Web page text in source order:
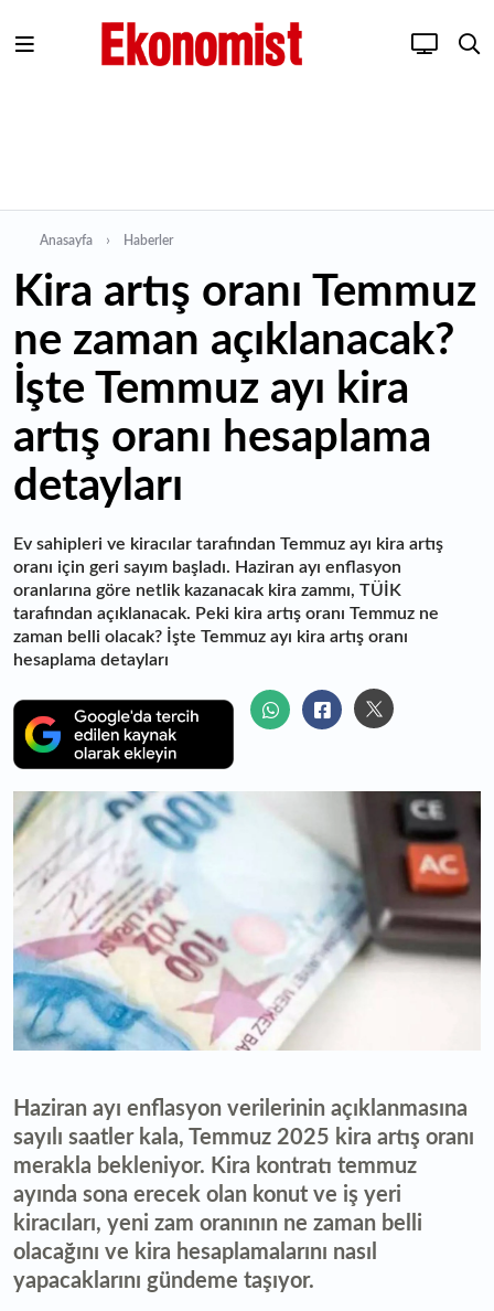
Anasayfa Haberler
Kira artış oranı Temmuz
ne zaman açıklanacak?
İşte Temmuz ayı kira
artış oranı hesaplama
detayları
Ev sahipleri ve kiracılar tarafından Temmuz ayı kira artış
oranı için geri sayım başladı. Haziran ayı enflasyon
oranlarına göre netlik kazanacak kira zammı, TÜİK
tarafından açıklanacak. Peki kira artış oranı Temmuz ne
zaman belli olacak? İşte Temmuz ayı kira artış oranı
hesaplama detayları
Haziran ayı enflasyon verilerinin açıklanmasına
sayılı saatler kala, Temmuz 2025 kira artış oranı
merakla bekleniyor. Kira kontratı temmuz
ayında sona erecek olan konut ve iş yeri
kiracıları, yeni zam oranının ne zaman belli
olacağını ve kira hesaplamalarını nasıl
yapacaklarını gündeme taşıyor.